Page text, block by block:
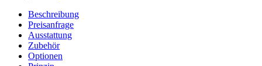
Beschreibung
Preisanfrage
Ausstattung
Zubehör
Optionen